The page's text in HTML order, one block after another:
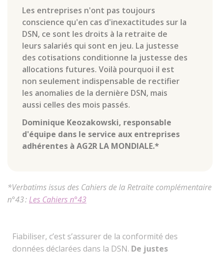
Les entreprises n'ont pas toujours
conscience qu'en cas d'inexactitudes sur la
DSN, ce sont les droits à la retraite de
leurs salariés qui sont en jeu. La justesse
des cotisations conditionne la justesse des
allocations futures. Voilà pourquoi il est
non seulement indispensable de rectifier
les anomalies de la dernière DSN, mais
aussi celles des mois passés.
Dominique Keozakowski, responsable
d'équipe dans le service aux entreprises
adhérentes à AG2R LA MONDIALE.*
*Verbatims issus des Cahiers de la Retraite complémentaire
n°43 :Les Cahiers n°43
Fiabiliser, c’est s’assurer de la conformité des
données déclarées dans la DSN. De justes